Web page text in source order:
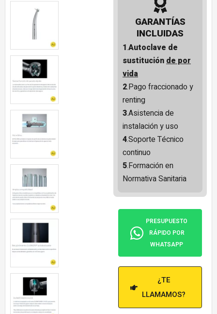
GARANTÍAS
INCLUIDAS
1.Autoclave de
sustituciónde por
vida
2.Pago fraccionado y
renting
3.Asistencia de
instalación y uso
4.Soporte Técnico
continuo
5.Formación en
Normativa Sanitaria
PRESUPUESTO
RÁPIDO POR
WHATSAPP
¿TE
LLAMAMOS?